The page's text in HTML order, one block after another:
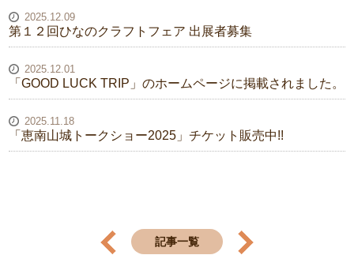
2025.12.09
第１２回ひなのクラフトフェア 出展者募集
2025.12.01
「GOOD LUCK TRIP」のホームページに掲載されました。
2025.11.18
「恵南山城トークショー2025」チケット販売中!!
記事一覧